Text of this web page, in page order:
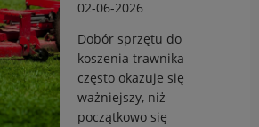
rośnie, a w skrajnych
przypadkach staje się
podatna na choroby
trawnika. Wczesne
rozpoznanie objawów
koszenia a kiedy
wystarczy
kosiarka
spalinowa?
02-06-2026
Dobór sprzętu do
koszenia trawnika
często okazuje się
ważniejszy, niż
początkowo się